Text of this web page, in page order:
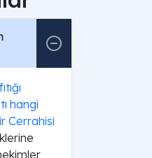
hangi
Cerrahisi